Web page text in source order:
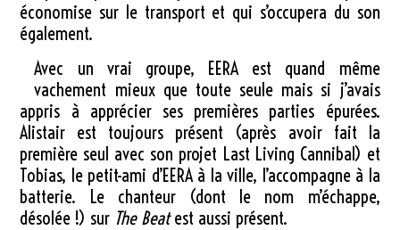
économise sur le transport et qui s’occupera du son
également.
Avec un vrai groupe, EERA est quand même
vachement mieux que toute seule mais si j’avais
appris à apprécier ses premières parties épurées.
Alistair est toujours présent (après avoir fait la
première seul avec son projet Last Living Cannibal) et
Tobias, le petit-ami d’EERA à la ville, l’accompagne à la
batterie. Le chanteur (dont le nom m’échappe,
désolée !) sur The Beatest aussi présent.